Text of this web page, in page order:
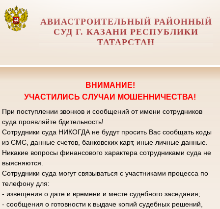
АВИАСТРОИТЕЛЬНЫЙ РАЙОННЫЙ
СУД Г. КАЗАНИ РЕСПУБЛИКИ
ТАТАРСТАН
ВНИМАНИЕ!
УЧАСТИЛИСЬ СЛУЧАИ МОШЕННИЧЕСТВА!
При поступлении звонков и сообщений от имени сотрудников
суда проявляйте бдительность!
Сотрудники суда НИКОГДА не будут просить Вас сообщать коды
из СМС, данные счетов, банковских карт, иные личные данные.
Никакие вопросы финансового характера сотрудниками суда не
выясняются.
Сотрудники суда могут связываться с участниками процесса по
телефону для:
- извещения о дате и времени и месте судебного заседания;
- сообщения о готовности к выдаче копий судебных решений,